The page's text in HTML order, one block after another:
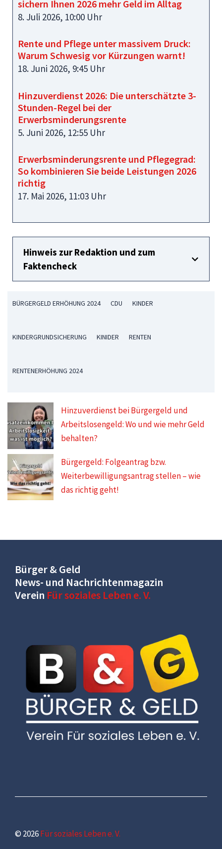
sichern Ihnen 2026 mehr Geld im Alltag
8. Juli 2026, 10:00 Uhr
Rente und Pflege unter massivem Druck:
Warum Schwesig vor Kürzungen warnt!
18. Juni 2026, 9:45 Uhr
Hinzuverdienst 2026: Die unterschätzte 3-
Stunden-Regel bei der
Erwerbsminderungsrente
5. Juni 2026, 12:55 Uhr
Erwerbsminderungsrente und Pflegegrad:
So kombinieren Sie beide Leistungen 2026
richtig
17. Mai 2026, 11:03 Uhr
Hinweis zur Redaktion und zum
Faktencheck
BÜRGERGELD ERHÖHUNG 2024 CDU KINDER
KINDERGRUNDSICHERUNG KINIDER RENTEN
RENTENERHÖHUNG 2024
Hinzuverdienst bei Bürgergeld und
Arbeitslosengeld: Wo und wie mehr Geld
behalten?
Bürgergeld: Folgeantrag bzw.
Weiterbewilligungsantrag stellen – wie
das richtig geht!
Bürger & Geld
News- und Nachrichtenmagazin
Verein Für soziales Leben e. V.
© 2026Für soziales Leben e. V.